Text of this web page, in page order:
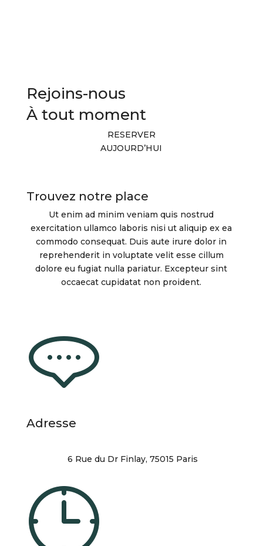
Rejoins-nous
À tout moment
RESERVER
AUJOURD’HUI
Trouvez notre place
Ut enim ad minim veniam quis nostrud
exercitation ullamco laboris nisi ut aliquip ex ea
commodo consequat. Duis aute irure dolor in
reprehenderit in voluptate velit esse cillum
dolore eu fugiat nulla pariatur. Excepteur sint
occaecat cupidatat non proident.
Adresse
6 Rue du Dr Finlay, 75015 Paris